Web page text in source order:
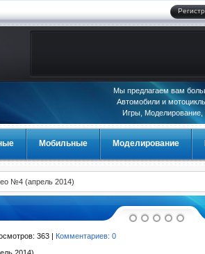
Мы предлагаем вам
Автомобили и
Игры,
Мобильные Моделирование
№4 (апрель 2014)
363 | Комментариев: 0